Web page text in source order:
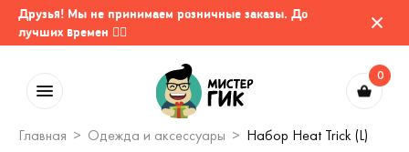
Друзья! Мы не принимаем розничные заказы. До
лучших времен 🤷‍♂️
0
Главная Одежда и аксессуары Набор Heat Trick (L)